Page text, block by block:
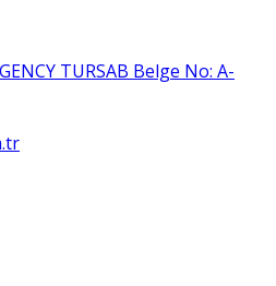
TURSAB Belge No: A-